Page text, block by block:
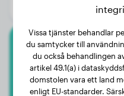
Vissa tjänster behandlar
du samtycker till
du också behandlingen
artikel 49.1(a) i
domstolen vara ett land
enligt EU-standarder.